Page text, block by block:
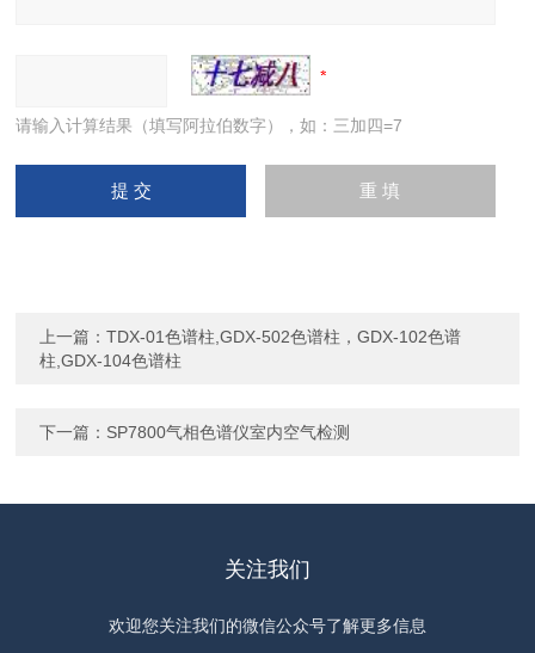
请输入计算结果（填写阿拉伯数字），如：三加四=7
上一篇：TDX-01色谱柱,GDX-502色谱柱，GDX-102色谱
柱,GDX-104色谱柱
下一篇： SP7800气相色谱仪室内空气检测
关注我们
欢迎您关注我们的微信公众号了解更多信息